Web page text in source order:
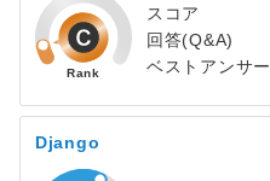
スコア
回答(Q&A)
ベストアンサー
Django